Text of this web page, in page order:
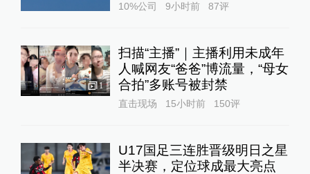
10%公司 9小时前 87评
1
扫描“主播”｜主播利用未成年
人喊网友“爸爸”博流量，“母女
合拍”多账号被封禁
直击现场 15小时前 150评
U17国足三连胜晋级明日之星
半决赛，定位球成最大亮点